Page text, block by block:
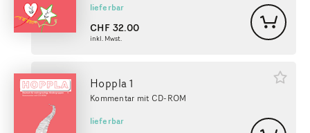
lieferbar
CHF32.00
inkl. Mwst.
Hoppla 1
Kommentar mit CD-ROM
lieferbar